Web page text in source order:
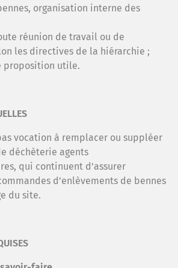
organisation interne des
réunion de travail ou de
les directives de la hiérarchie ;
proposition utile.
vocation à remplacer ou suppléer
déchèterie agents
qui continuent d’assurer
d’enlèvements de bennes
du site.